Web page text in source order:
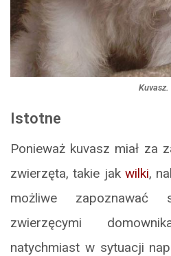
Kuvasz.
Istotne
Ponieważ kuvasz miał za
zwierzęta, takie jak wilki,
możliwe zapoznawać
zwierzęcymi
natychmiast w sytuacji